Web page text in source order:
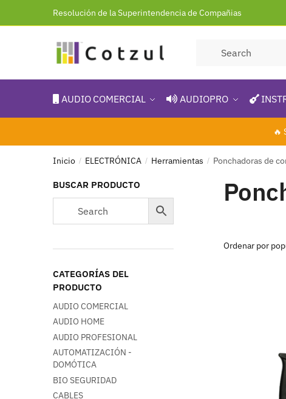
Resolución de la Superintendencia de Compañias
AUDIO COMERCIAL AUDIOPRO
🔥
Inicio / ELECTRÓNICA / Herramientas / Ponchadoras de
BUSCAR PRODUCTO
CATEGORÍAS DEL
PRODUCTO
AUDIO COMERCIAL
AUDIO HOME
AUDIO PROFESIONAL
AUTOMATIZACIÓN -
DOMÓTICA
BIO SEGURIDAD
CABLES